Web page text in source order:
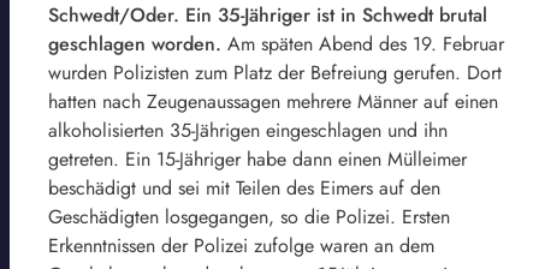
Schwedt/Oder. Ein 35-Jähriger ist in Schwedt brutal
geschlagen worden. Am späten Abend des 19. Februar
wurden Polizisten zum Platz der Befreiung gerufen. Dort
hatten nach Zeugenaussagen mehrere Männer auf einen
alkoholisierten 35-Jährigen eingeschlagen und ihn
getreten. Ein 15-Jähriger habe dann einen Mülleimer
beschädigt und sei mit Teilen des Eimers auf den
Geschädigten losgegangen, so die Polizei. Ersten
Erkenntnissen der Polizei zufolge waren an dem